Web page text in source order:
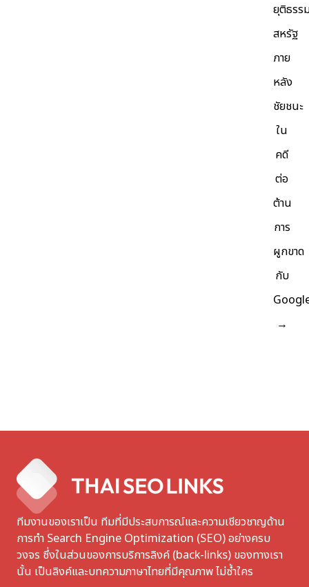
ยุติธรร
สหรัฐ
ภาย
หลัง
ชัยชนะ
ใน
คดี
ต่อ
ต้าน
การ
ผูกขาด
กับ
→
ทีมงานของเราเป็น ทีมที่มีประสบการณ์และความเชียวชาญด้าน
การทำ Search Engine Optimization (SEO) อย่างครบ
วงจร ซึ่งในส่วนของการบริการลิงค์ (back-links) ของทางเรา
นั้น เป็นลิงค์และบทความภาษาไทยที่มีคุณภาพ ไม่ซ้ำใคร